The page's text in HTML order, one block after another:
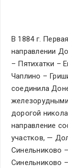
В 1884 г.
направлении
– Пятихатки –
Чаплино –
соединила
дорогой
направление
участков, —
Синельниково
Синельниково